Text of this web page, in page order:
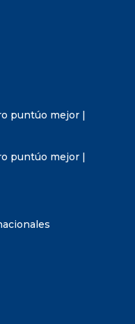
puntúo mejor |
puntúo mejor |